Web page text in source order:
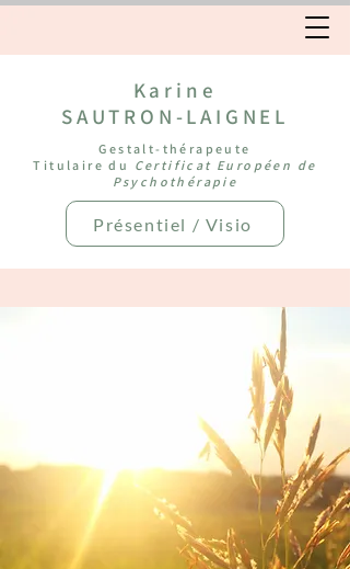
Karine
SAUTRON-LAIGNEL
Gestalt-thérapeute
Titulaire du Certificat Européen de
Psychothérapie
Présentiel / Visio